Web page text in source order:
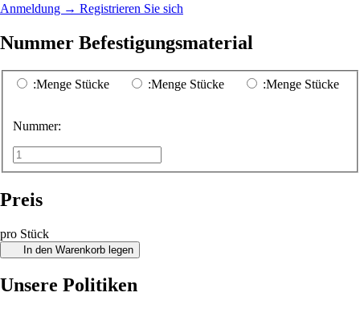
Anmeldung → Registrieren Sie sich
Nummer Befestigungsmaterial
:Menge Stücke :Menge Stücke :Menge Stücke
Nummer:
Preis
pro Stück
In den Warenkorb legen
Unsere Politiken